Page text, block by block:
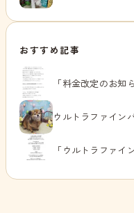
おすすめ記事
「料金改定のお知
ウルトラファイン
「ウルトラファ